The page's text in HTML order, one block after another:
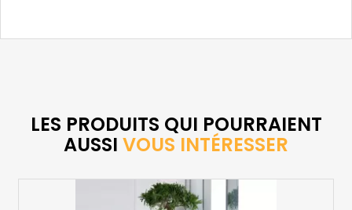
LES PRODUITS QUI POURRAIENT
AUSSI VOUS INTÉRESSER